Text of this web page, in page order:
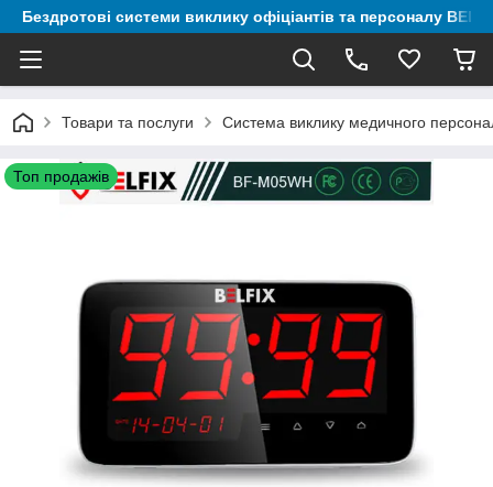
Бездротові системи виклику офіціантів та персоналу
Товари та послуги Система виклику медичного
Топ продажів